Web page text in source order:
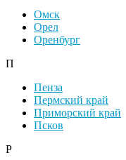
Омск
Орел
Оренбург
П
Пенза
Пермский край
Приморский край
Псков
Р